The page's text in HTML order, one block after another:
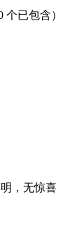
已包含）
，无惊喜